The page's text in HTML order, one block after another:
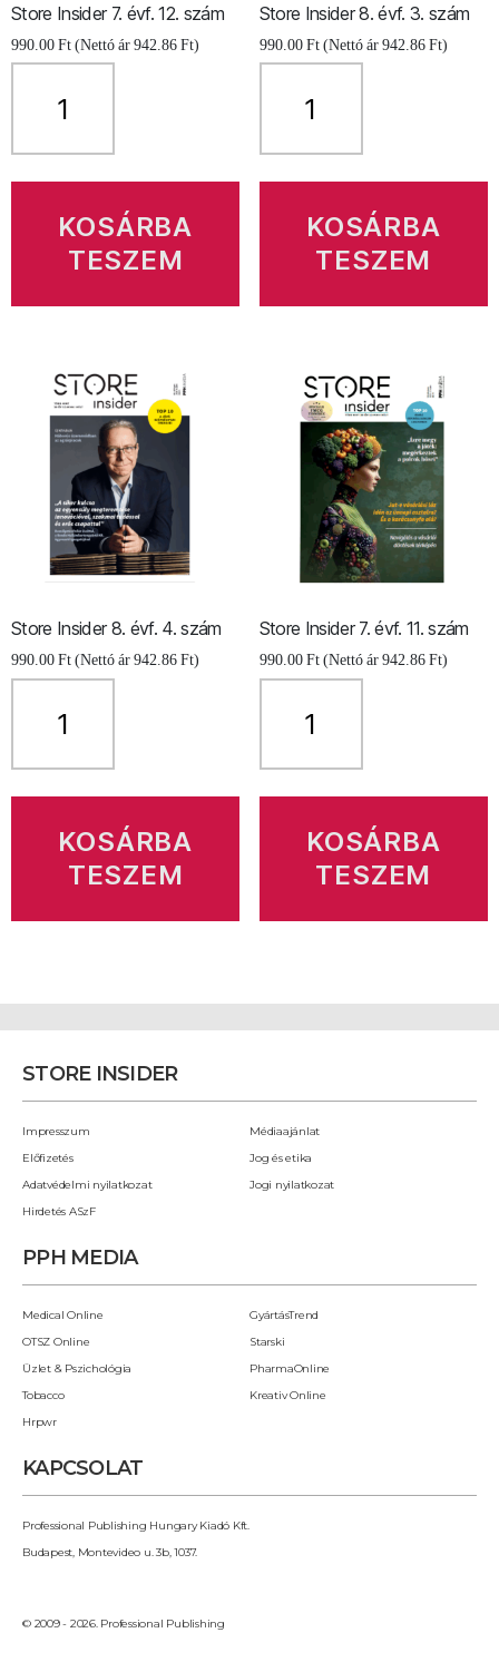
Store Insider 7. évf. 12. szám
990.00Ft(Nettó ár942.86Ft)
évf.
mennyiségKOSÁRBA
TESZEM
Store Insider 8. évf. 3. szám
990.00Ft (Nettó ár942.86Ft)
Insider
évf.
mennyiségKOSÁRBA
TESZEM
Store Insider 8. évf. 4. szám
990.00Ft(Nettó ár942.86Ft)
évf.
mennyiségKOSÁRBA
TESZEM
Store Insider 7. évf. 11. szám
990.00Ft (Nettó ár942.86Ft)
Insider
évf.
mennyiségKOSÁRBA
TESZEM
STORE INSIDER
Impresszum
Médiaajánlat
Előfizetés
Jog és etika
Adatvédelmi nyilatkozat
Jogi nyilatkozat
Hirdetés ASzF
PPH MEDIA
Medical Online
GyártásTrend
OTSZ Online
Starski
Üzlet & Pszichológia
PharmaOnline
Tobacco
Kreativ Online
Hrpwr
KAPCSOLAT
Professional Publishing Hungary Kiadó Kft.
Budapest, Montevideo u. 3b, 1037.
© 2009 - 2026. Professional Publishing